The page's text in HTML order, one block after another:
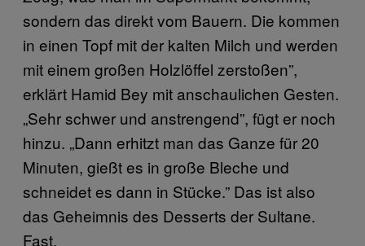
sondern das direkt vom Bauern. Die kommen
in einen Topf mit der kalten Milch und werden
mit einem großen Holzlöffel zerstoßen”,
erklärt Hamid Bey mit anschaulichen Gesten.
„Sehr schwer und anstrengend”, fügt er noch
hinzu. „Dann erhitzt man das Ganze für 20
Minuten, gießt es in große Bleche und
schneidet es dann in Stücke.” Das ist also
das Geheimnis des Desserts der Sultane.
Fast.